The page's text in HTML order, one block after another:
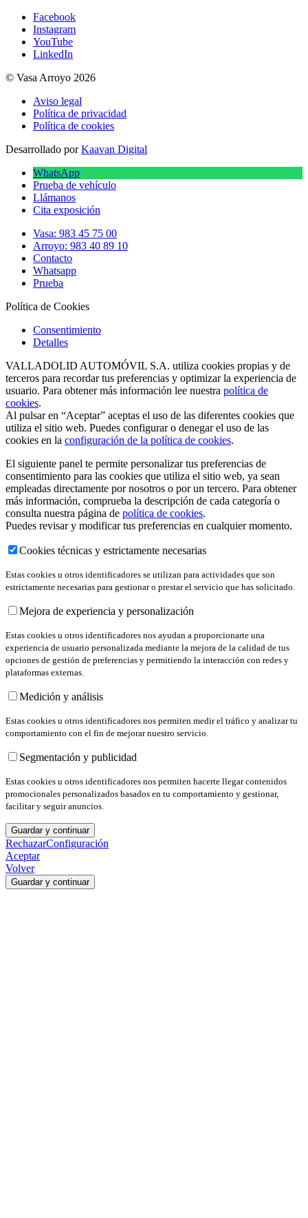
Facebook
Instagram
YouTube
LinkedIn
© Vasa Arroyo 2026
Aviso legal
Política de privacidad
Política de cookies
Desarrollado porKaavan Digital
WhatsApp
Prueba de vehículo
Llámanos
Cita exposición
Vasa: 983 45 75 00
Arroyo: 983 40 89 10
Contacto
Whatsapp
Prueba
Política de Cookies
Consentimiento
Detalles
VALLADOLID AUTOMÓVIL S.A. utiliza cookies propias y de
terceros para recordar tus preferencias y optimizar la experiencia de
usuario. Para obtener más información lee nuestra política de
cookies.
Al pulsar en “Aceptar” aceptas el uso de las diferentes cookies que
utiliza el sitio web. Puedes configurar o denegar el uso de las
cookies en la configuración de la política de cookies.
El siguiente panel te permite personalizar tus preferencias de
consentimiento para las cookies que utiliza el sitio web, ya sean
empleadas directamente por nosotros o por un tercero. Para obtener
más información, comprueba la descripción de cada categoría o
consulta nuestra página de política de cookies.
Puedes revisar y modificar tus preferencias en cualquier momento.
Cookies técnicas y estrictamente necesarias
Estas cookies u otros identificadores se utilizan para actividades que son
estrictamente necesarias para gestionar o prestar el servicio que has solicitado.
Mejora de experiencia y personalización
Estas cookies u otros identificadores nos ayudan a proporcionarte una
experiencia de usuario personalizada mediante la mejora de la calidad de tus
opciones de gestión de preferencias y permitiendo la interacción con redes y
plataformas externas.
Medición y análisis
Estas cookies u otros identificadores nos permiten medir el tráfico y analizar tu
comportamiento con el fin de mejorar nuestro servicio.
Segmentación y publicidad
Estas cookies u otros identificadores nos permiten hacerte llegar contenidos
promocionales personalizados basados en tu comportamiento y gestionar,
facilitar y seguir anuncios.
Guardar y continuar
RechazarConfiguración
Aceptar
Volver
Guardar y continuar